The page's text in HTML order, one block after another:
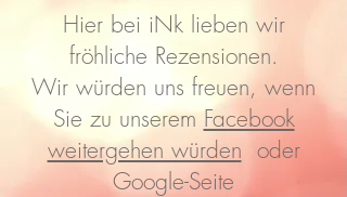
Hier bei iNk lieben wir
fröhliche Rezensionen.
Wir würden uns freuen, wenn
Sie zu unseremFacebook
weitergehen würden oder
Google-Seite